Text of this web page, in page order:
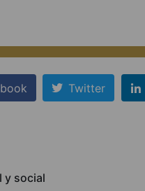
Twitter
y social